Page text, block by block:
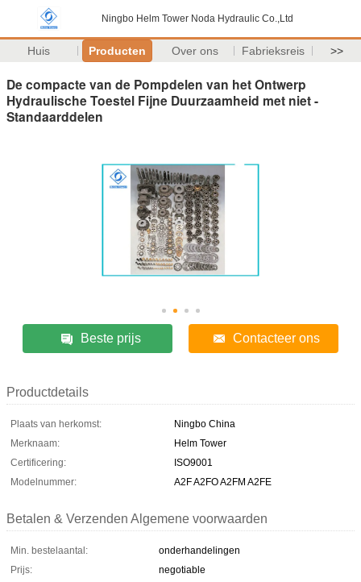
Ningbo Helm Tower Noda Hydraulic Co.,Ltd
Huis Producten Over ons Fabrieksreis >>
De compacte van de Pompdelen van het Ontwerp
Hydraulische Toestel Fijne Duurzaamheid met niet -
Standaarddelen
Beste prijs Contacteer ons
Productdetails
Plaats van herkomst:
Ningbo China
Merknaam:
Helm Tower
Certificering:
ISO9001
Modelnummer:
A2F A2FO A2FM A2FE
Betalen & Verzenden Algemene voorwaarden
Min. bestelaantal:
onderhandelingen
Prijs:
negotiable